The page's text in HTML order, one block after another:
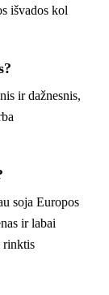
išvados kol
ir dažnesnis,
soja Europos
ir labai
rinktis